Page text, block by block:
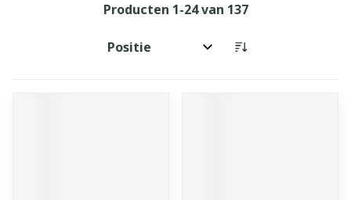
Producten 1-24van 137
Sorteer op: